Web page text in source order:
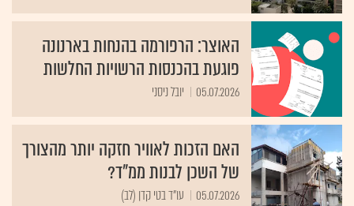
האוצר: הרפורמה בהנחות בארנונה
פוגעת בהכנסות הרשויות החלשות
05.07.2026 יובל ניסני
האם הזכות לאוויר חזקה יותר מהצורך
של השכן לבנות ממ"ד?
05.07.2026 עו"ד בטי קדן (לב)